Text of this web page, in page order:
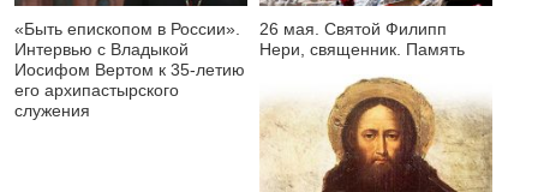
«Быть епископом в России».
Интервью с Владыкой
Иосифом Вертом к 35-летию
его архипастырского
служения
26 мая. Святой Филипп
Нери, священник. Память